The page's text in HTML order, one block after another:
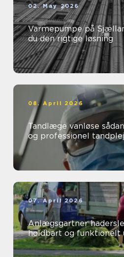
02. May 2026
Varmepumpe på
du den rigtige løsning
08. April 2026
Tandlæge vanløse sådan finder du tryg
og professionel
07. April 2026
Anlægsgartner haderslev sådan får
holdbart og funktionelt